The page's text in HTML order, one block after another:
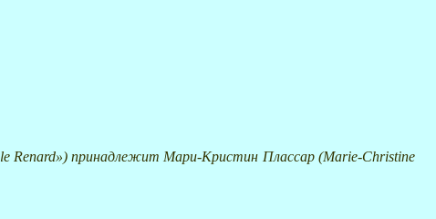
le Renard») принадлежит Мари-Кристин Плассар (Marie-Christine